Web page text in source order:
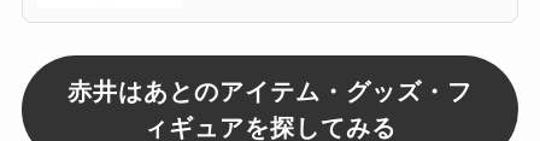
赤井はあとのアイテム・グッズ・フ
ィギュアを探してみる